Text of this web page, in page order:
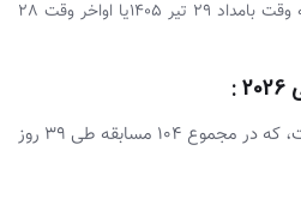
زمان: 19 جولای 2026در ایران به وقت بامداد 29 تیر 1405یا اواخر وقت 28
:
اولین دوره با حضور 48 تیم است، که در مجموع 104 مسابقه طی 39 روز